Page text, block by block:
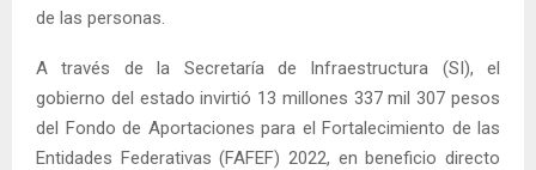
de las personas.
A través de la Secretaría de Infraestructura (SI), el
gobierno del estado invirtió 13 millones 337 mil 307 pesos
del Fondo de Aportaciones para el Fortalecimiento de las
Entidades Federativas (FAFEF) 2022, en beneficio directo